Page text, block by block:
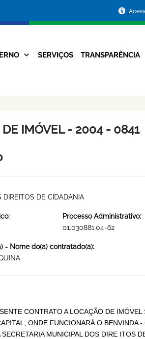
Navegação
SERVIÇOS TRANSPARÊNCIA
IMÓVEL - 2004 - 0841
DIREITOS DE CIDADANIA
Processo Administrativo:
01.030881.04-62
- Nome do(a) contratado(a):
CONTRATO A LOCAÇÃO DE
ONDE FUNCIONARÁ O BENVINDA
MUNICIPAL DOS DIRE ITOS